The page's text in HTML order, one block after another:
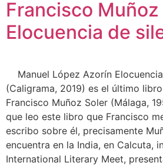
Francisco Muñoz
Elocuencia de
Manuel López Azorín
(Caligrama, 2019) es el último
Francisco Muñoz Soler (Málaga,
que leo este libro que Francisco
escribo sobre él, precisamente
encuentra en la India, en Calcuta,
International Literary Meet,